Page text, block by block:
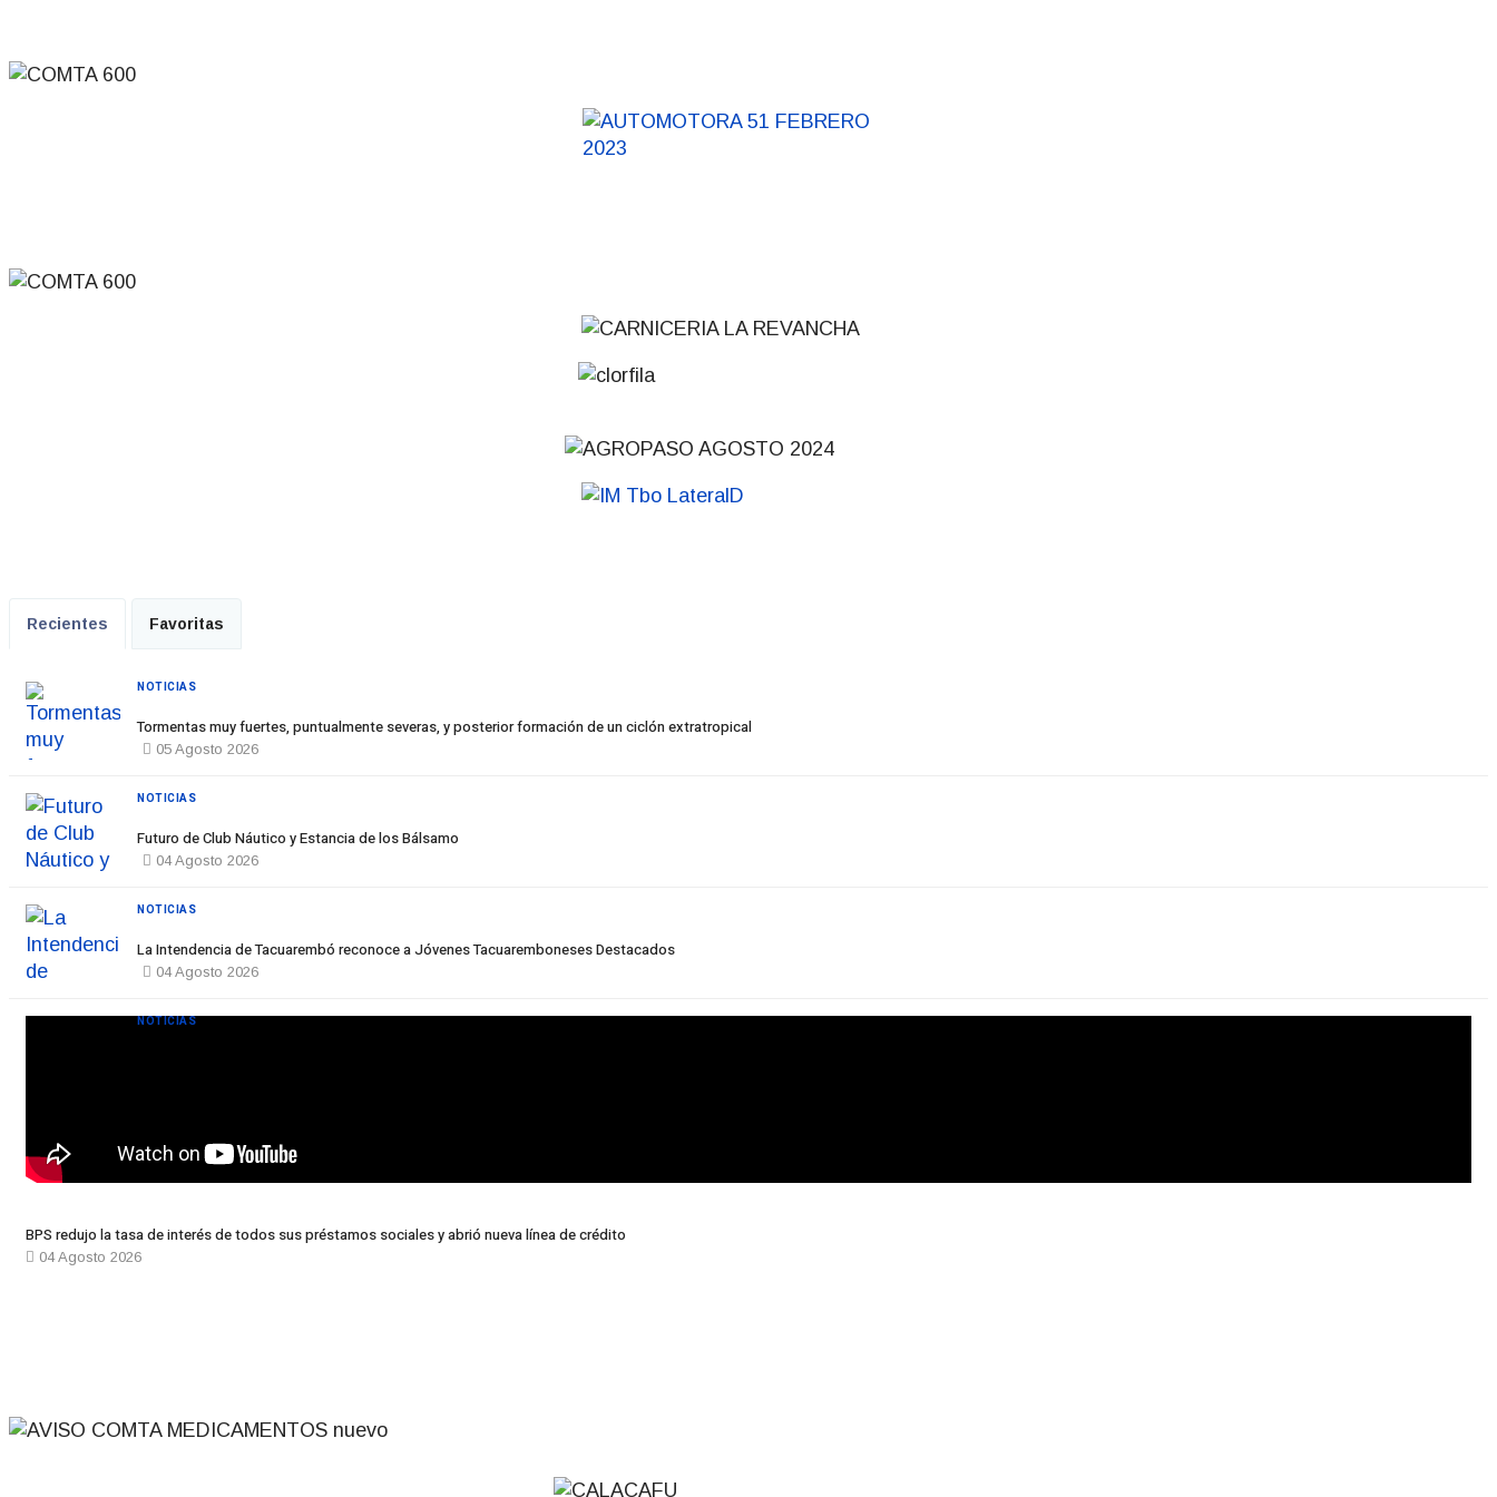
Recientes Favoritas
Tormentas muy fuertes, puntualmente severas, y posterior formación de un ciclón extratropical
05 Agosto 2026
NOTICIAS
Futuro de Club Náutico y Estancia de los Bálsamo
04 Agosto 2026
NOTICIAS
La Intendencia de Tacuarembó reconoce a Jóvenes Tacuaremboneses Destacados
04 Agosto 2026
NOTICIAS
BPS redujo la tasa de interés de todos sus préstamos sociales y abrió nueva línea de crédito
04 Agosto 2026
NOTICIAS